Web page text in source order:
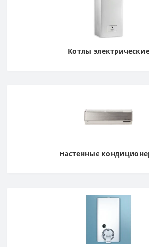
Котлы электрические
Настенные